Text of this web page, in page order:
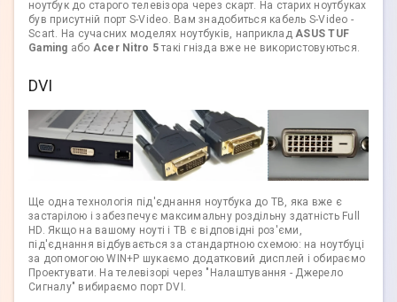
ноутбук до старого телевізора через скарт. На старих ноутбуках
був присутній порт S-Video. Вам знадобиться кабель S-Video -
Scart. На сучасних моделях ноутбуків, наприклад ASUS TUF
Gaming або Acer Nitro 5такі гнізда вже не використовуються.
DVI
Ще одна технологія під'єднання ноутбука до ТВ, яка вже є
застарілою і забезпечує максимальну роздільну здатність Full
HD. Якщо на вашому ноуті і ТВ є відповідні роз'єми,
під'єднання відбувається за стандартною схемою: на ноутбуці
за допомогою WIN+P шукаємо додатковий дисплей і обираємо
Проектувати. На телевізорі через "Налаштування - Джерело
Сигналу" вибираємо порт DVI.